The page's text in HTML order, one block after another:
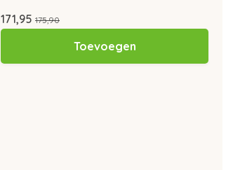
171,95 175,90
Toevoegen